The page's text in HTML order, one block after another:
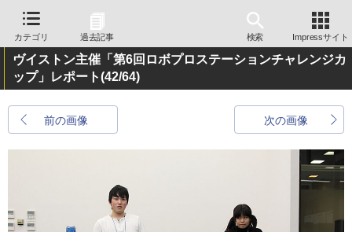
カテゴリ 過去記事 検索 Impressサイト
ヴイストン主催「第6回ロボプロステーションチャレンジカ
ップ」レポート(42/64)
前の画像 次の画像